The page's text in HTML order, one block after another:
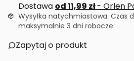
Dostawa od 11,99 zł- Orlen
Wysyłka natychmiastowa. Czas
maksymalnie 3 dni robocze
Zapytaj o produkt